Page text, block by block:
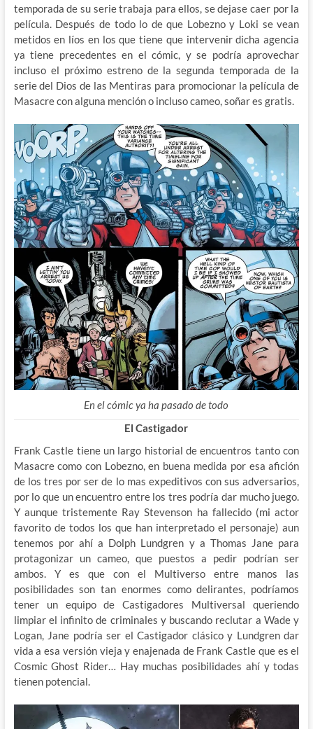
temporada de su serie trabaja para ellos, se dejase caer por la
película. Después de todo lo de que Lobezno y Loki se vean
metidos en líos en los que tiene que intervenir dicha agencia
ya tiene precedentes en el cómic, y se podría aprovechar
incluso el próximo estreno de la segunda temporada de la
serie del Dios de las Mentiras para promocionar la película de
Masacre con alguna mención o incluso cameo, soñar es gratis.
En el cómic ya ha pasado de todo
El Castigador
Frank Castle tiene un largo historial de encuentros tanto con
Masacre como con Lobezno, en buena medida por esa afición
de los tres por ser de lo mas expeditivos con sus adversarios,
por lo que un encuentro entre los tres podría dar mucho juego.
Y aunque tristemente Ray Stevenson ha fallecido (mi actor
favorito de todos los que han interpretado el personaje) aun
tenemos por ahí a Dolph Lundgren y a Thomas Jane para
protagonizar un cameo, que puestos a pedir podrían ser
ambos. Y es que con el Multiverso entre manos las
posibilidades son tan enormes como delirantes, podríamos
tener un equipo de Castigadores Multiversal queriendo
limpiar el infinito de criminales y buscando reclutar a Wade y
Logan, Jane podría ser el Castigador clásico y Lundgren dar
vida a esa versión vieja y enajenada de Frank Castle que es el
Cosmic Ghost Rider… Hay muchas posibilidades ahí y todas
tienen potencial.